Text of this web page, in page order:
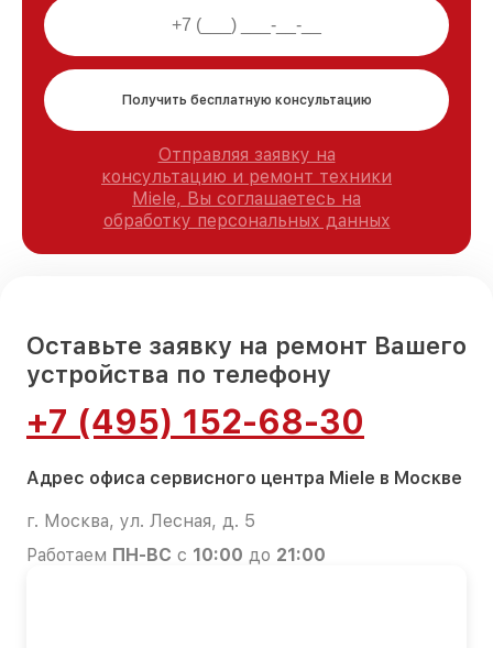
Получить бесплатную консультацию
Отправляя заявку на
консультацию и ремонт техники
Miele, Вы соглашаетесь на
обработку персональных данных
Оставьте заявку на ремонт Вашего
устройства по телефону
+7 (495) 152-68-30
Адрес офиса сервисного центра Miele в Москве
г. Москва, ул. Лесная, д. 5
Работаем ПН-ВС с 10:00 до 21:00